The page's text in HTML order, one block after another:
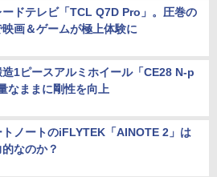
ドテレビ「TCL Q7D Pro」。圧巻の
画＆ゲームが極上体験に
造1ピースアルミホイール「CE28 N-p
なままに剛性を向上
ノートのiFLYTEK「AINOTE 2」は
なのか？